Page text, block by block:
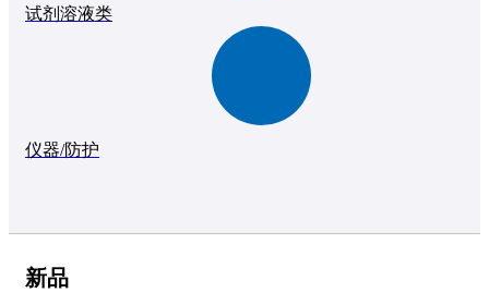
试剂溶液类
仪器/防护
新品